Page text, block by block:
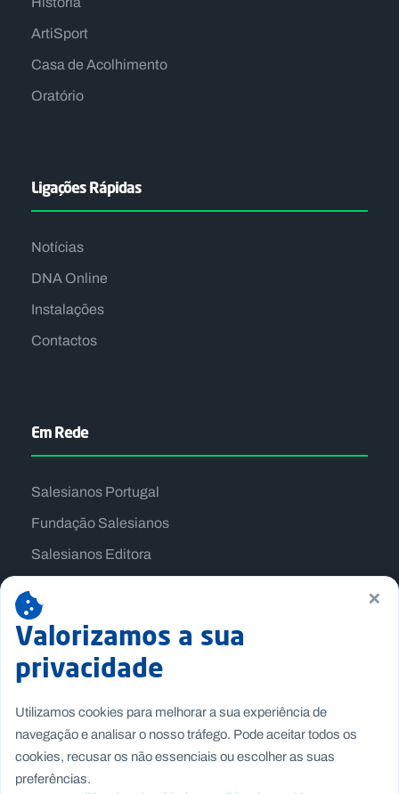
ArtiSport
Casa de Acolhimento
Oratório
Ligações Rápidas
Notícias
DNA Online
Instalações
Contactos
Em Rede
Salesianos Portugal
Fundação Salesianos
Salesianos Editora
Missão Dom Bosco
Jogos Nacionais Salesianos
×
Valorizamos a sua
privacidade
Utilizamos cookies para melhorar a sua experiência de
navegação e analisar o nosso tráfego. Pode aceitar todos os
cookies, recusar os não essenciais ou escolher as suas
preferências.